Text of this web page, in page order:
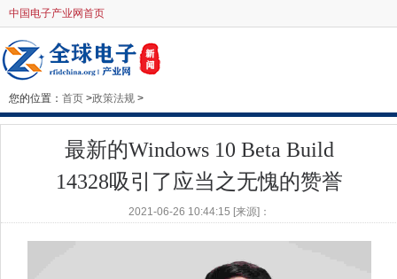
中国电子产业网首页
您的位置： 首页 >政策法规 >
最新的Windows 10 Beta Build
14328吸引了应当之无愧的赞誉
2021-06-26 10:44:15 [来源]：